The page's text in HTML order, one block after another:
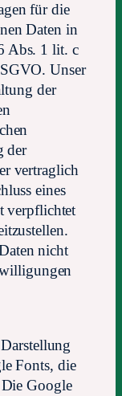
für die
Daten in
Abs. 1 lit. c
Unser
der
der
vertraglich
eines
verpflichtet
nicht
Fonts, die
Google